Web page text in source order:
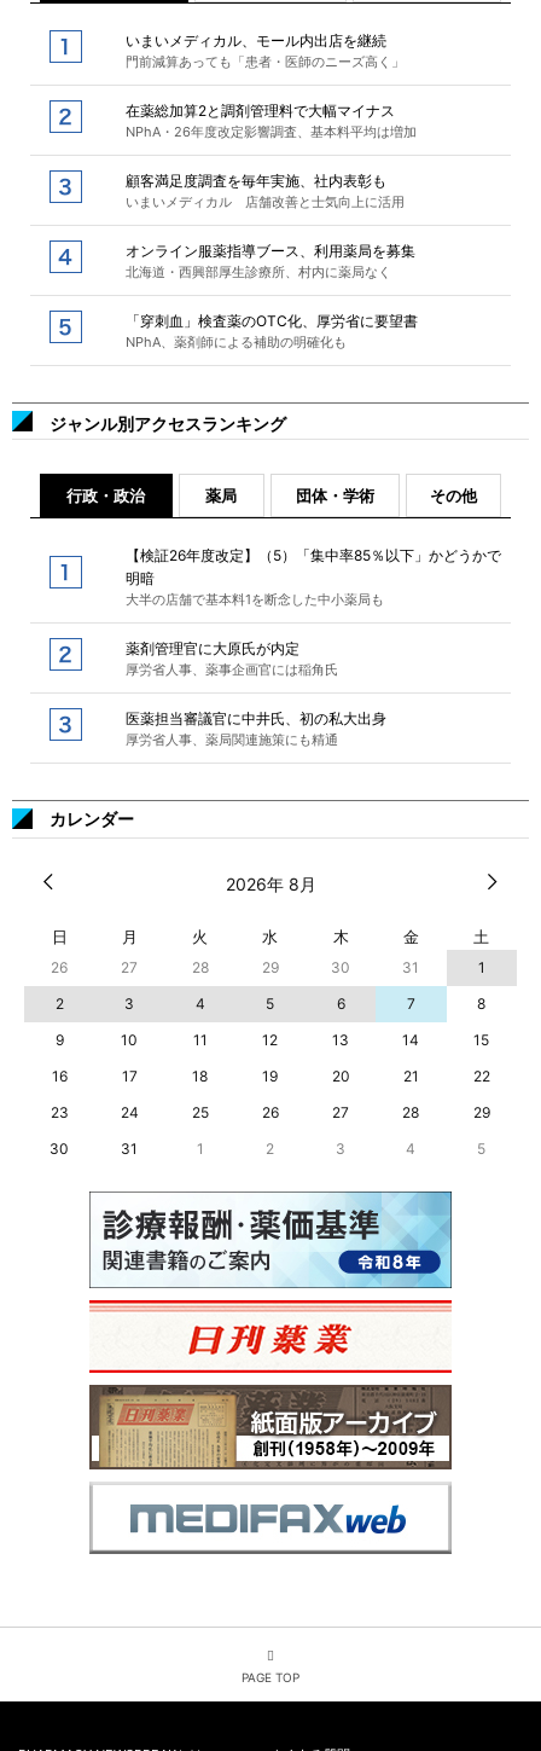
いまいメディカル、モール内出店を継続
門前減算あっても「患者・医師のニーズ高く」
在薬総加算2と調剤管理料で大幅マイナス
NPhA・26年度改定影響調査、基本料平均は増加
顧客満足度調査を毎年実施、社内表彰も
いまいメディカル 店舗改善と士気向上に活用
オンライン服薬指導ブース、利用薬局を募集
北海道・西興部厚生診療所、村内に薬局なく
「穿刺血」検査薬のOTC化、厚労省に要望書
NPhA、薬剤師による補助の明確化も
ジャンル別アクセスランキング
行政・政治 薬局 団体・学術 その他
【検証26年度改定】（5）「集中率85％以下」かどうかで
明暗
大半の店舗で基本料1を断念した中小薬局も
薬剤管理官に大原氏が内定
厚労省人事、薬事企画官には稲角氏
医薬担当審議官に中井氏、初の私大出身
厚労省人事、薬局関連施策にも精通
カレンダー
2026年 8月
日 月 火 水 木 金 土
26 27 28 29 30 31
1
2
3 4 5 6 7
8
9
10 11 12 13 14
15
16
17 18 19 20 21
22
23
24 25 26 27 28
29
30
31 1 2 3 4 5
PAGE TOP